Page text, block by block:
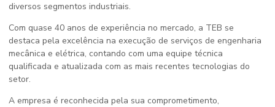
diversos segmentos industriais.
Com quase 40 anos de experiência no mercado, a TEB se
destaca pela excelência na execução de serviços de engenharia
mecânica e elétrica, contando com uma equipe técnica
qualificada e atualizada com as mais recentes tecnologias do
setor.
A empresa é reconhecida pela sua comprometimento,